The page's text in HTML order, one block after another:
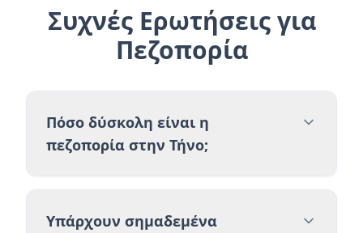
Συχνές Ερωτήσεις για
Πεζοπορία
Πόσο δύσκολη είναι η
πεζοπορία στην Τήνο;
Υπάρχουν σημαδεμένα